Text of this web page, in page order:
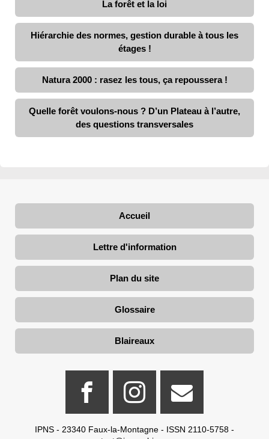
La forêt et la loi
Hiérarchie des normes, gestion durable à tous les
étages !
Natura 2000 : rasez les tous, ça repoussera !
Quelle forêt voulons-nous ? D’un Plateau à l’autre,
des questions transversales
Accueil
Lettre d'information
Plan du site
Glossaire
Blaireaux
IPNS - 23340 Faux-la-Montagne - ISSN 2110-5758 -